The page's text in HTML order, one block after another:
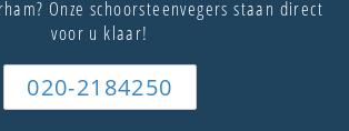
Onze schoorsteenvegers staan direct
voor u klaar!
020-2184250